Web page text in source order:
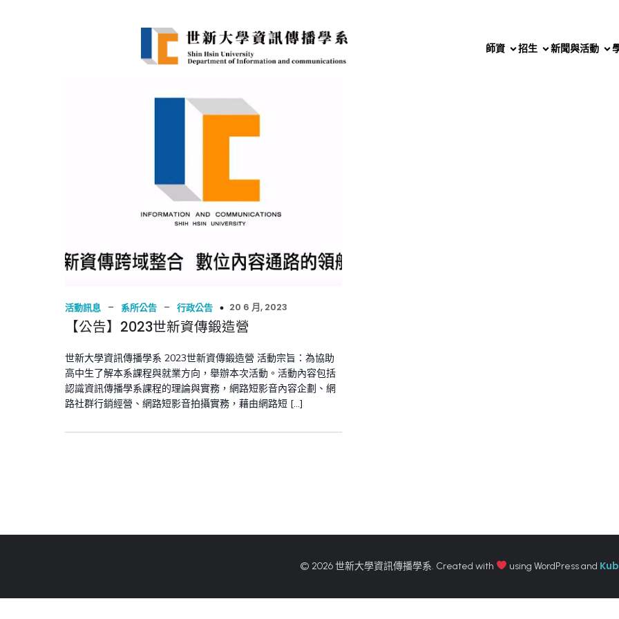
師資 招生 新聞與活動
活動訊息 – 系所公告 – 行政公告 20 6 月, 2023
【公告】2023世新資傳鍛造營
世新大學資訊傳播學系 2023世新資傳鍛造營 活動宗旨：為協助
高中生了解本系課程與就業方向，舉辦本次活動。活動內容包括
認識資訊傳播學系課程的理論與實務，網路短影音內容企劃、網
路社群行銷經營、網路短影音拍攝實務，藉由網路短 […]
© 2026 世新大學資訊傳播學系. Created with using WordPress and